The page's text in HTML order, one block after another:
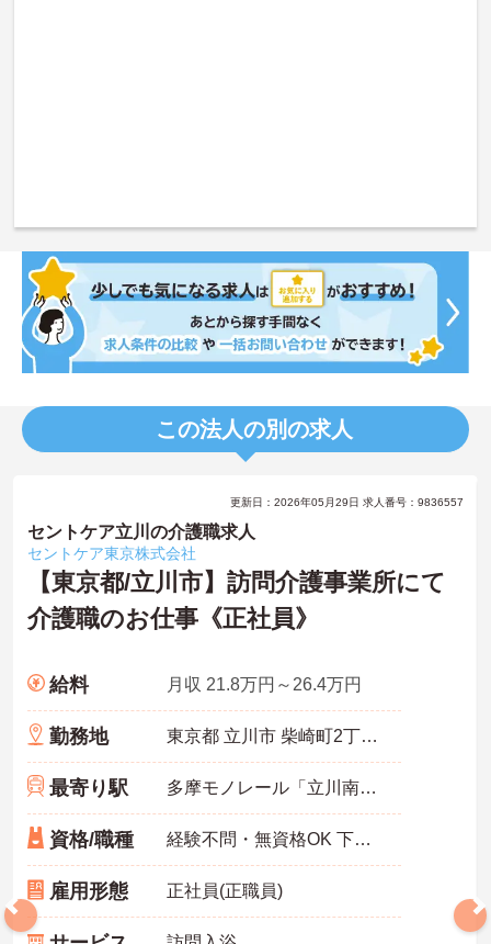
この法人の別の求人
更新日：2026年05月29日 求人番号：9836557
セントケア立川の介護職求人
セントケア東京株式会社
【東京都/立川市】訪問介護事業所にて
介護職のお仕事《正社員》
給料 月収 21.8万円～26.4万円
勤務地 東京都 立川市 柴崎町2丁目7-6 さかえビル301号室
最寄り駅 多摩モノレール「立川南駅」徒歩5分
資格/職種 経験不問・無資格OK 下記いずれかの資格あれば尚可 ・介護福祉士 ・介護職員実務者研修（ホームヘルパー1級・介護職員基礎研修） ・介護職員初任者研修（ホームヘルパー2級）
雇用形態 正社員(正職員)